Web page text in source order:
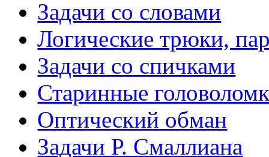
Задачи со словами
Логические трюки,
Задачи со спичками
Старинные
Оптический обман
Задачи Р. Смаллиана